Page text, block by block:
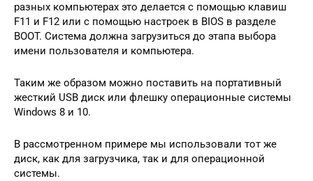
разных компьютерах это делается с помощью клавиш
F11 и F12 или с помощью настроек в BIOS в разделе
BOOT. Система должна загрузиться до этапа выбора
имени пользователя и компьютера.
Таким же образом можно поставить на портативный
жесткий USB диск или флешку операционные системы
Windows 8 и 10.
В рассмотренном примере мы использовали тот же
диск, как для загрузчика, так и для операционной
системы.